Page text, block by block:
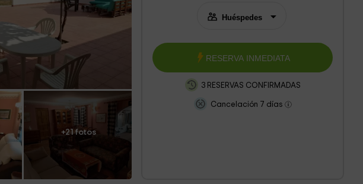
+21 fotos
RESERVA INMEDIATA
3 RESERVAS CONFIRMADAS
Cancelación 7 días